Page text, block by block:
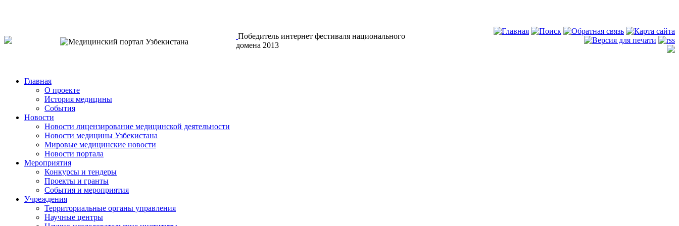
Победитель интернет фестиваля национального
домена 2013
Главная
О проекте
История медицины
События
Новости
Новости лицензирование медицинской деятельности
Новости медицины Узбекистана
Мировые медицинские новости
Новости портала
Мероприятия
Конкурсы и тендеры
Проекты и гранты
События и мероприятия
Учреждения
Территориальные органы управления
Научные центры